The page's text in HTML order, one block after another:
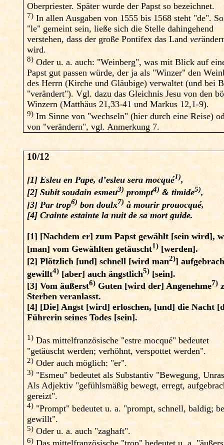
Oberpriester. Später wurde der Papst so bezeichnet.
7) In allen Ausgaben von 1555 bis 1568 steht "de".
"le" gemeint sein, ließe sich die Stelle dahingehend
verstehen, dass der große Pontifex das Landver
wird.
8) Oder u. a. auch: "Weinberg", was mit Blick auf
Papst gut passen würde, der ja als "Winzer" den
des Herrn (Kirche und Gläubige) verwaltet (und bei
"verändert"). Vgl. dazu das Gleichnis Jesu von den
Winzern (Matthäus 21,33-41 und Markus 12,1-9).
9) Im Sinne von "wechseln" (hier durch eine Reise)
von "verändern", vgl. Anmerkung 7.
10/12
[1] Esleu en Pape, d’esleu sera mocqué1),
[2] Subit soudain esmeu3) prompt4) & timide5),
[3] Par trop6) bon doulx7) à mourir prouocqué,
[4] Crainte estainte la nuit de sa mort guide.
[1] [Nachdem er] zum Papst gewählt [sein wird],
[man] vom Gewählten getäuscht1) [werden].
[2]Plötzlich [und] schnell [wird man2)]
gewillt4) [aber] auch ängstlich5) [sein].
[3]Vom äußerst6) Guten [wird der] Angenehme7)
Sterben veranlasst.
[4] [Die] Angst [wird] erloschen, [und] die Nacht
Führerin seines Todes [sein].
1) Das mittelfranzösische "estre mocqué" bedeutet
"getäuscht werden; verhöhnt, verspottet werden".
2) Oder auch möglich: "er".
3) "Esmeu" bedeutet als Substantiv "Bewegung,
Als Adjektiv "gefühlsmäßig bewegt, erregt,
gereizt".
4) "Prompt" bedeutet u. a. "prompt, schnell, baldig;
gewillt".
5) Oder u. a. auch "zaghaft".
6)